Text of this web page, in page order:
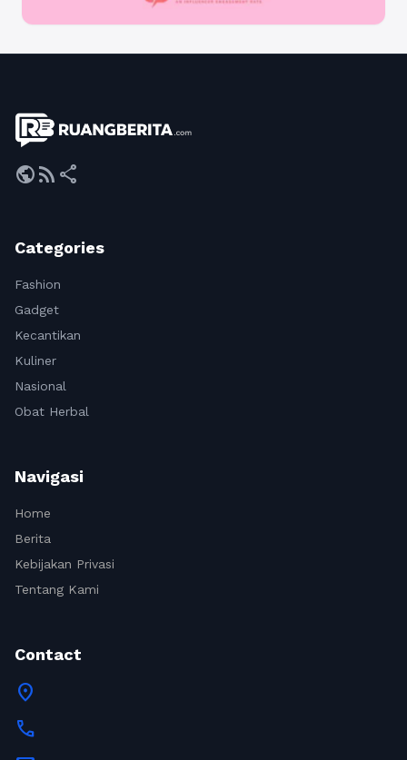
publicrss_feed share
Categories
Fashion
Gadget
Kecantikan
Kuliner
Nasional
Obat Herbal
Navigasi
Home
Berita
Kebijakan Privasi
Tentang Kami
Contact
location_on
call